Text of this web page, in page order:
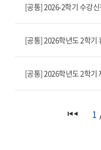
[공통] 2026-2학기 수강
[공통] 2026학년도 2학기
[공통] 2026학년도 2학기
1